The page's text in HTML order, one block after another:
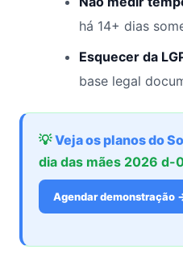
há 14+ dias
Esquecer da
base legal
💡Veja os planos do
dia das mães 2026 d-
Agendar demonstração